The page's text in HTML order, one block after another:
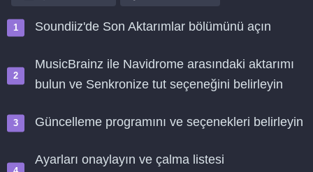
Soundiiz'de Son Aktarımlar bölümünü açın
MusicBrainz ile Navidrome arasındaki aktarımı
bulun ve Senkronize tut seçeneğini belirleyin
Güncelleme programını ve seçenekleri belirleyin
Ayarları onaylayın ve çalma listesi